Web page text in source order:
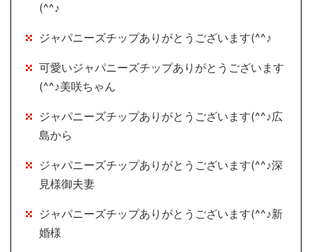
(^^♪
ジャパニーズチップありがとうございます(^^♪
可愛いジャパニーズチップありがとうございます
(^^♪美咲ちゃん
ジャパニーズチップありがとうございます(^^♪広
島から
ジャパニーズチップありがとうございます(^^♪深
見様御夫妻
ジャパニーズチップありがとうございます(^^♪新
婚様